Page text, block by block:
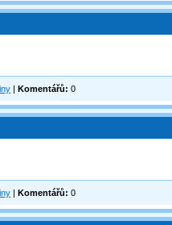
| Komentářů: 0
| Komentářů: 0